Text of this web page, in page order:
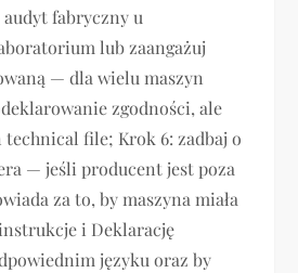
fabryczny u
lub zaangażuj
— dla wielu maszyn
zgodności, ale
technical file; Krok 6: zadbaj o
— jeśli producent jest poza
za to, by maszyna miała
i Deklarację
języku oraz by